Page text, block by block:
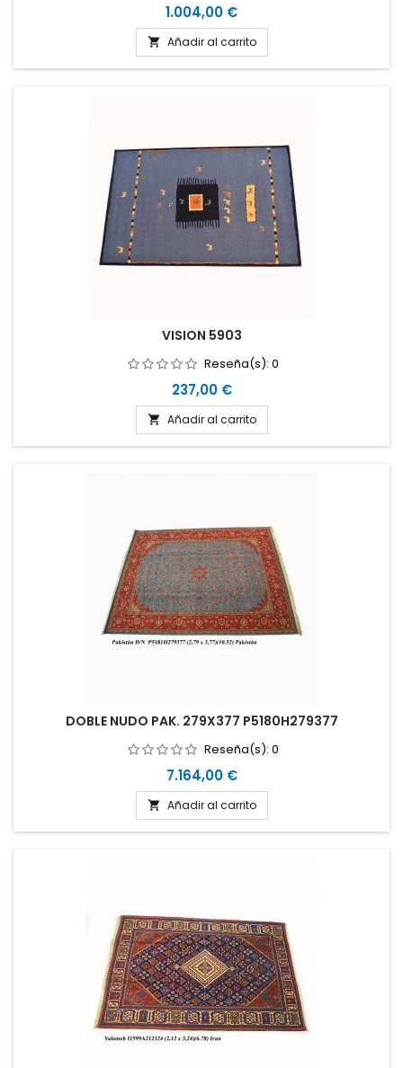
Precio
1.004,00 €
 Añadir al carrito
VISION 5903
Reseña(s): 0
Precio
237,00 €
 Añadir al carrito
DOBLE NUDO PAK. 279X377 P5180H279377
Reseña(s): 0
Precio
7.164,00 €
 Añadir al carrito